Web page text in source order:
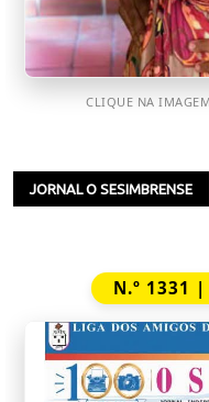
CLIQUE NA
JORNAL O SESIMBRENSE
N.º 1331 |